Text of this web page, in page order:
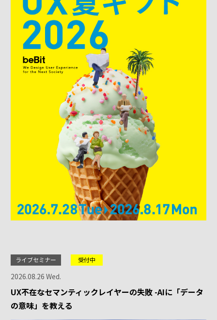
ライブセミナー 受付中
2026.08.26 Wed.
UX不在なセマンティックレイヤーの失敗 -AIに「データ
の意味」を教える